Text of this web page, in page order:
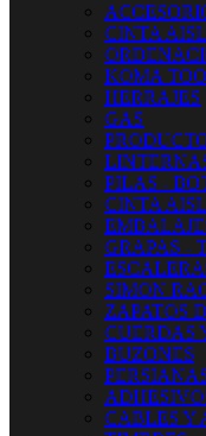
CINTA
KOMA
HERRAJES
GAS
PILAS -
CINTA
GRAPAS -
SIMON
ZAPATOS
CUERDAS
BUZONES
CABLES Y